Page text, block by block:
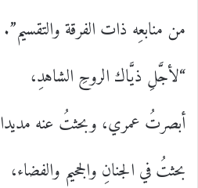
من منابعِه ذات الفرقة والتقسيم”.
“لأجَّلِ ذيَّاك الروحِ الشاهدِ،
أبصرتُ عمري، وبحثتُ عنه مديدا
بحثتُ في الجنانِ والجحيم والفضاء،